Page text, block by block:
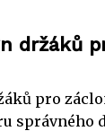
držáků
pro
správného